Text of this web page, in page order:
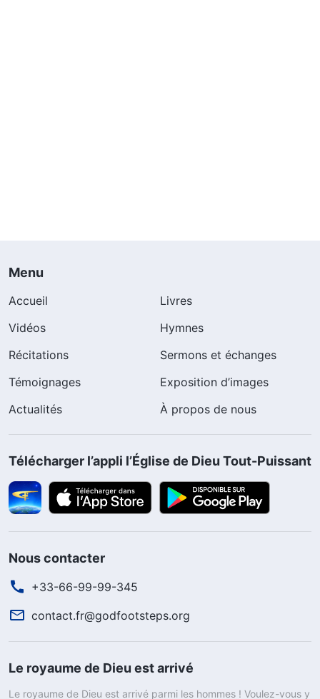
Menu
Accueil
Livres
Vidéos
Hymnes
Récitations
Sermons et échanges
Témoignages
Exposition d’images
Actualités
À propos de nous
Télécharger l’appli l’Église de Dieu Tout-Puissant
Nous contacter
+33-66-99-99-345
contact.fr@godfootsteps.org
Le royaume de Dieu est arrivé
Le royaume de Dieu est arrivé parmi les hommes ! Voulez-vous y